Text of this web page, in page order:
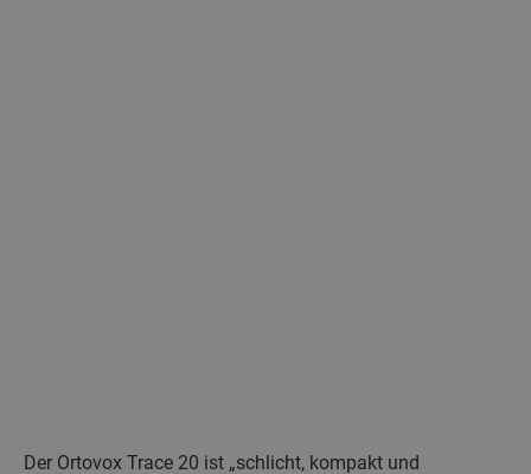
Der Ortovox Trace 20 ist „schlicht, kompakt und